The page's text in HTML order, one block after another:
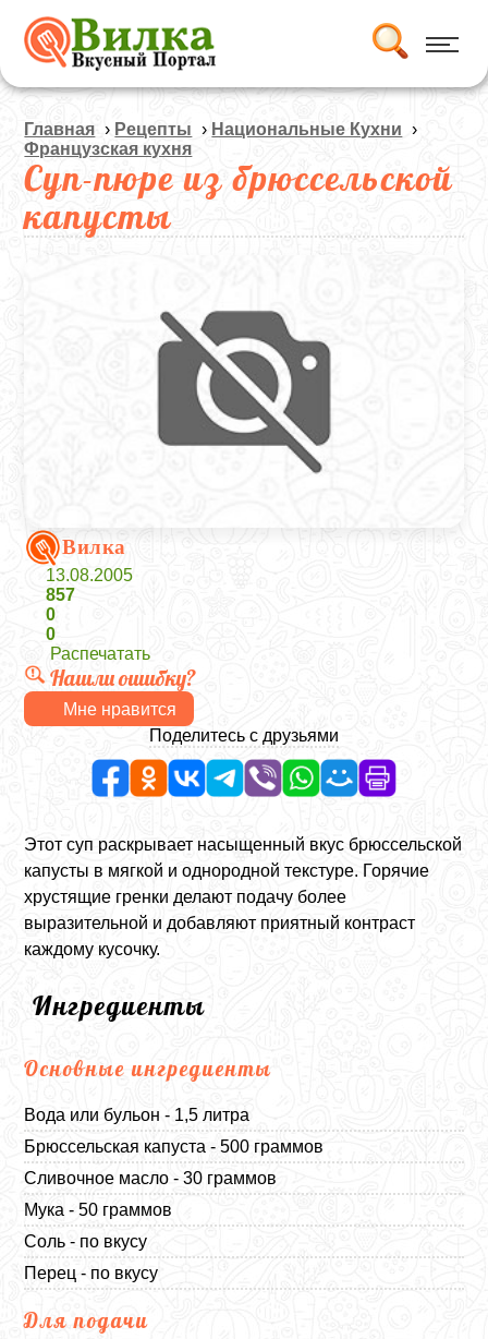
Главная › Рецепты › Национальные Кухни ›
Французская кухня
Суп-пюре из брюссельской
капусты
Вилка
13.08.2005
857
0
0
Распечатать
Нашли ошибку?
Мне нравится
Поделитесь с друзьями
Этот суп раскрывает насыщенный вкус брюссельской
капусты в мягкой и однородной текстуре. Горячие
хрустящие гренки делают подачу более
выразительной и добавляют приятный контраст
каждому кусочку.
Ингредиенты
Основные ингредиенты
Вода или бульон - 1,5 литра
Брюссельская капуста - 500 граммов
Сливочное масло - 30 граммов
Мука - 50 граммов
Соль - по вкусу
Перец - по вкусу
Для подачи